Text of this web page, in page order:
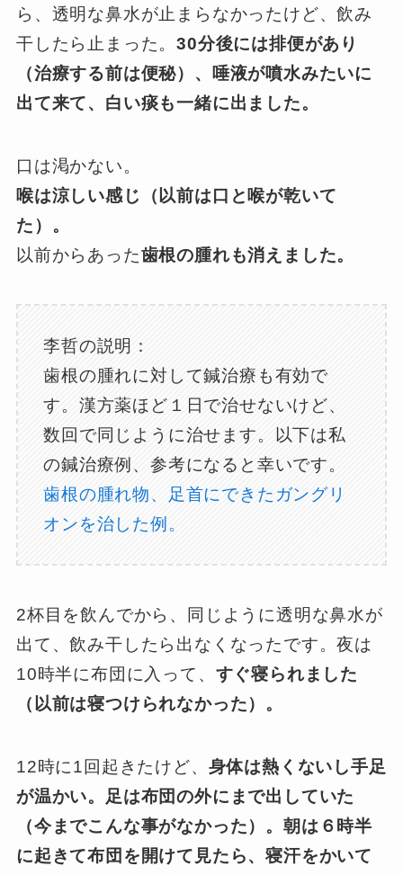
ら、透明な鼻水が止まらなかったけど、飲み
干したら止まった。30分後には排便があり
（治療する前は便秘）、唾液が噴水みたいに
出て来て、白い痰も一緒に出ました。
口は渇かない。
喉は涼しい感じ（以前は口と喉が乾いて
た）。
以前からあった歯根の腫れも消えました。
李哲の説明：
歯根の腫れに対して鍼治療も有効で
す。漢方薬ほど１日で治せないけど、
数回で同じように治せます。以下は私
の鍼治療例、参考になると幸いです。
歯根の腫れ物、足首にできたガングリ
オンを治した例。
2杯目を飲んでから、同じように透明な鼻水が
出て、飲み干したら出なくなったです。夜は
10時半に布団に入って、 すぐ寝られました
（以前は寝つけられなかった）。
12時に1回起きたけど、 身体は熱くないし手足
が温かい。足は布団の外にまで出していた
（今までこんな事がなかった）。朝は６時半
に起きて布団を開けて見たら、寝汗をかいて